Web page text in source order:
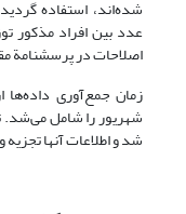
عدد بین افراد مذکور
اصلاحات در پرسشنامة
زمان جمع‌آوری داده‌ها
شد و اطلاعات آنها